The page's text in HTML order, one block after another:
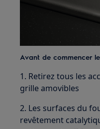
Avant de commencer
1. Retirez tous les
grille amovibles
2. Les surfaces du
revêtement